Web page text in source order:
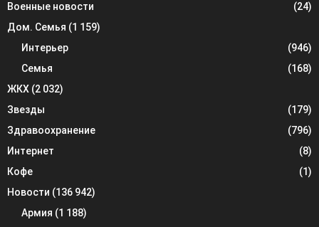
Военные новости
(24)
Дом. Семья (1 159)
Интерьер
(946)
Семья
(168)
ЖКХ (2 032)
Звезды
(179)
Здравоохранение
(796)
Интернет
(8)
Кофе
(1)
Новости (136 942)
Армия (1 188)